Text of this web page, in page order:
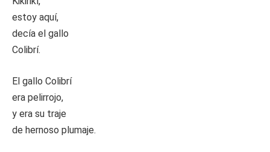
estoy aquí,
decía el gallo
Colibrí.
El gallo Colibrí
era pelirrojo,
y era su traje
de hernoso plumaje.